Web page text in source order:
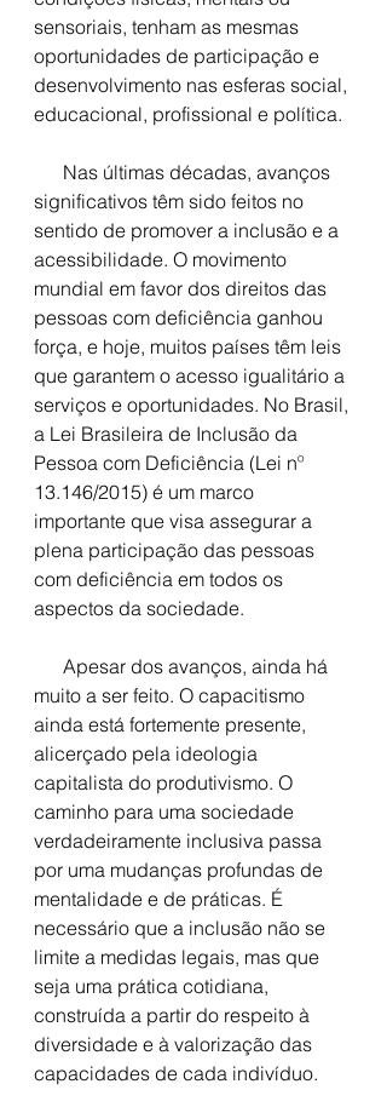
sensoriais, tenham as mesmas
oportunidades de participação e
desenvolvimento nas esferas social,
educacional, profissional e política.
significativos têm sido feitos no
sentido de promover a inclusão e a
acessibilidade. O movimento
mundial em favor dos direitos das
pessoas com deficiência ganhou
força, e hoje, muitos países têm leis
que garantem o acesso igualitário a
serviços e oportunidades. No Brasil,
a Lei Brasileira de Inclusão da
Pessoa com Deficiência (Lei nº
13.146/2015) é um marco
importante que visa assegurar a
plena participação das pessoas
com deficiência em todos os
aspectos da sociedade.
muito a ser feito. O capacitismo
ainda está fortemente presente,
alicerçado pela ideologia
capitalista do produtivismo. O
caminho para uma sociedade
verdadeiramente inclusiva passa
por uma mudanças profundas de
mentalidade e de práticas. É
necessário que a inclusão não se
limite a medidas legais, mas que
seja uma prática cotidiana,
construída a partir do respeito à
diversidade e à valorização das
capacidades de cada indivíduo.